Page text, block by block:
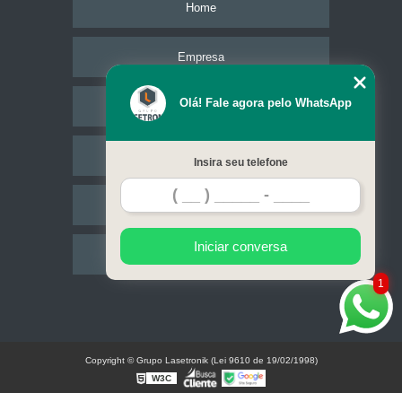
Home
Empresa
Missão
Serviços
Contato
Mapa do site
1
Olá! Fale agora pelo WhatsApp
Insira seu telefone
Iniciar conversa
Copyright © Grupo Lasetronik (Lei 9610 de 19/02/1998)
W3C